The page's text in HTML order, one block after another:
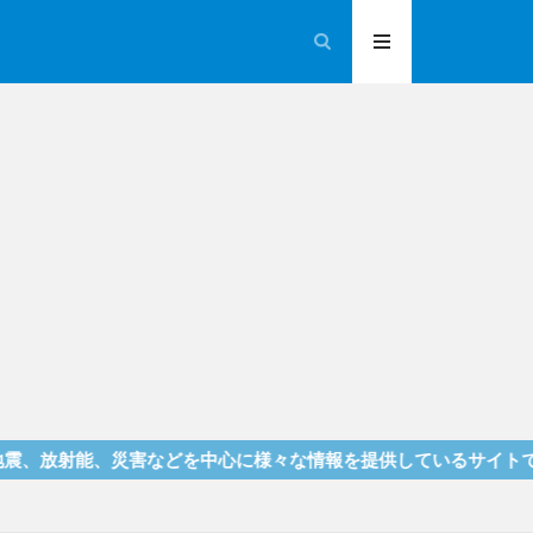
、災害などを中心に様々な情報を提供しているサイトです！